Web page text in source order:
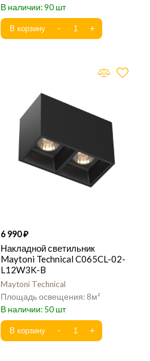
90
6 990
Накладной светильник
Maytoni Technical C065CL-02-
L12W3K-B
Maytoni Technical
8
50